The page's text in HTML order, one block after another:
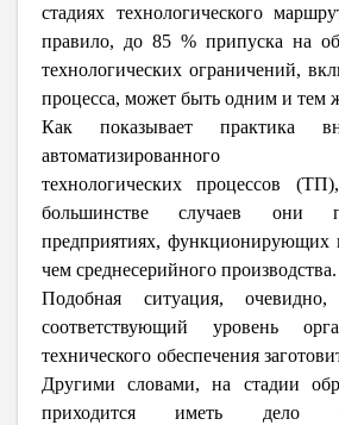
стадиях технологического
правило, до 85 % припуска на
технологических ограничений,
процесса, может быть одним и тем
Как показывает практика
автоматизированного
технологических процессов
большинстве случаев они
предприятиях, функционирующих
чем среднесерийного производства.
Подобная ситуация,
соответствующий уровень
технического обеспечения
Другими словами, на стадии
приходится иметь дело